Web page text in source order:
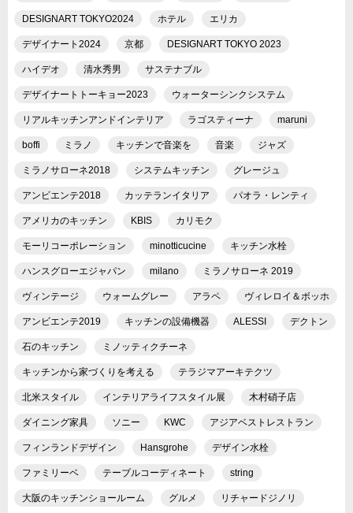
DESIGNART TOKYO2024 ホテル エリカ
デザイナート2024 京都 DESIGNART TOKYO 2023
ハイデオ 清水秀男 サステナブル
デザイナートトーキョー2023 ウォーターシンクシステム
リアルキッチンアンドインテリア ラゴスティーナ maruni
boffi ミラノ キッチンで音楽を 音楽 ジャズ
ミラノサローネ2018 システムキッチン グレージュ
アンビエンテ2018 カッテランイタリア パオラ・レンティ
アメリカのキッチン KBIS カリモク
モーリコーポレーション minotticucine キッチン水栓
ハンスグローエジャパン milano ミラノサローネ 2019
ヴィンテージ ウォームグレー アラペ ヴィレロイ＆ボッホ
アンビエンテ2019 キッチンの設備機器 ALESSI デクトン
石のキッチン ミノッティクチーネ
キッチンから家づくりを考える テラジマアーキテクツ
北米スタイル インテリアライフスタイル展 木村硝子店
ダイニング家具 ソニー KWC アジアベストレストラン
フィンランドデザイン Hansgrohe デザイン水栓
ファミリーベ テーブルコーディネート string
大阪のキッチンショールーム グルメ リチャードジノリ